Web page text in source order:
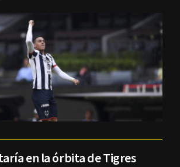
en la órbita de Tigres